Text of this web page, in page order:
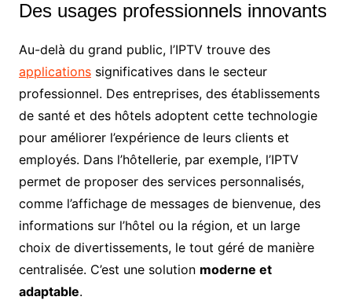
Des usages professionnels innovants
Au-delà du grand public, l’IPTV trouve des
applicationssignificatives dans le secteur
professionnel. Des entreprises, des établissements
de santé et des hôtels adoptent cette technologie
pour améliorer l’expérience de leurs clients et
employés. Dans l’hôtellerie, par exemple, l’IPTV
permet de proposer des services personnalisés,
comme l’affichage de messages de bienvenue, des
informations sur l’hôtel ou la région, et un large
choix de divertissements, le tout géré de manière
centralisée. C’est une solution moderne et
adaptable.